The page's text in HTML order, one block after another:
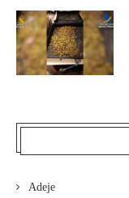
Adeje